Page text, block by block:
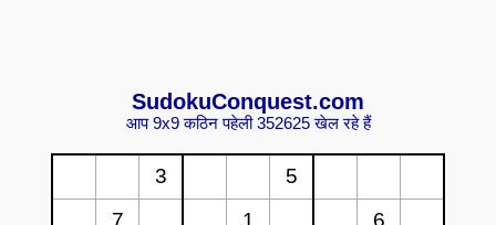
SudokuConquest.com
आप 9x9 कठिन पहेली 352625 खेल रहे हैं